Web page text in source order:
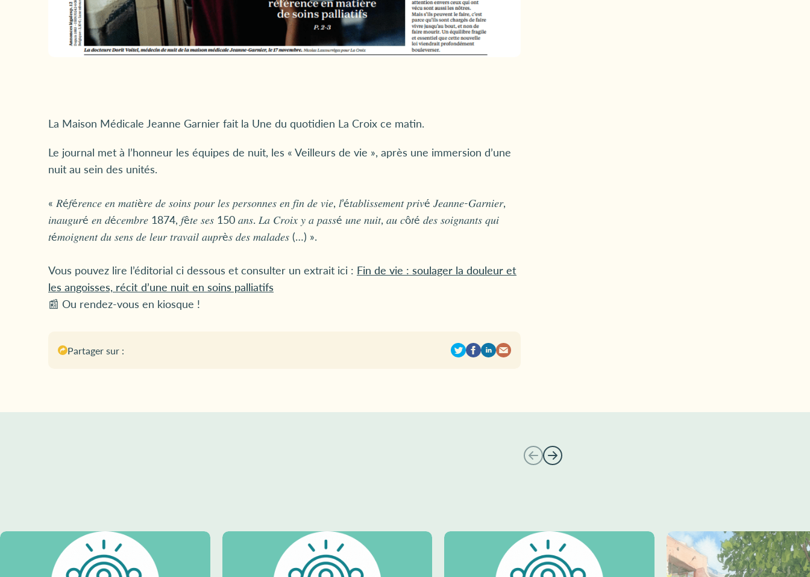
La Maison Médicale Jeanne Garnier fait la Une du quotidien La Croix ce matin.
Le journal met à l’honneur les équipes de nuit, les « Veilleurs de vie », après une immersion d’une
nuit au sein des unités.
« 𝑅é𝑓é𝑟𝑒𝑛𝑐𝑒 𝑒𝑛 𝑚𝑎𝑡𝑖è𝑟𝑒 𝑑𝑒 𝑠𝑜𝑖𝑛𝑠 𝑝𝑜𝑢𝑟 𝑙𝑒𝑠 𝑝𝑒𝑟𝑠𝑜𝑛𝑛𝑒𝑠 𝑒𝑛 𝑓𝑖𝑛 𝑑𝑒 𝑣𝑖𝑒, 𝑙’é𝑡𝑎𝑏𝑙𝑖𝑠𝑠𝑒𝑚𝑒𝑛𝑡 𝑝𝑟𝑖𝑣é 𝐽𝑒𝑎𝑛𝑛𝑒-𝐺𝑎𝑟𝑛𝑖𝑒𝑟,
𝑖𝑛𝑎𝑢𝑔𝑢𝑟é 𝑒𝑛 𝑑é𝑐𝑒𝑚𝑏𝑟𝑒 1874, 𝑓ê𝑡𝑒 𝑠𝑒𝑠 150 𝑎𝑛𝑠. 𝐿𝑎 𝐶𝑟𝑜𝑖𝑥 𝑦 𝑎 𝑝𝑎𝑠𝑠é 𝑢𝑛𝑒 𝑛𝑢𝑖𝑡, 𝑎𝑢 𝑐ô𝑡é 𝑑𝑒𝑠 𝑠𝑜𝑖𝑔𝑛𝑎𝑛𝑡𝑠 𝑞𝑢𝑖
𝑡é𝑚𝑜𝑖𝑔𝑛𝑒𝑛𝑡 𝑑𝑢 𝑠𝑒𝑛𝑠 𝑑𝑒 𝑙𝑒𝑢𝑟 𝑡𝑟𝑎𝑣𝑎𝑖𝑙 𝑎𝑢𝑝𝑟è𝑠 𝑑𝑒𝑠 𝑚𝑎𝑙𝑎𝑑𝑒𝑠 (…) ».
Vous pouvez lire l’éditorial ci dessous et consulter un extrait ici : Fin de vie : soulager la douleur et
les angoisses, récit d’une nuit en soins palliatifs
📰 Ou rendez-vous en kiosque !
Partager sur :